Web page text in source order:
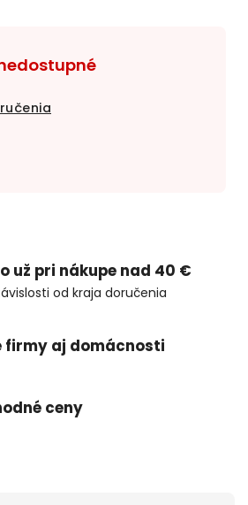
už pri nákupe nad 40 €
od kraja doručenia
firmy aj domácnosti
ceny